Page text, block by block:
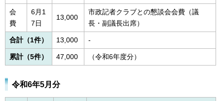
会
費
6月1
7日
13,000
市政記者クラブとの懇談会会費（議
長・副議長出席）
合計（1件） 13,000 -
累計（5件） 47,000 （令和6年度分）
令和6年5月分